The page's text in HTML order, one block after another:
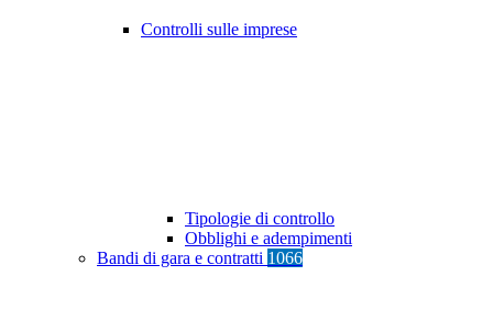
Controlli sulle imprese
Tipologie di controllo
Obblighi e adempimenti
Bandi di gara e contratti 1066